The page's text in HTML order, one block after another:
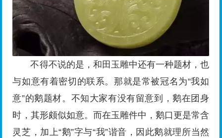
不得不说的是，和田玉雕中还有一种题材，也
与如意有着密切的联系。那就是常被冠名为“我如
意”的鹅题材。不知大家有没有留意到，鹅在团身
时，其形颇似如意。而在玉雕件中，鹅口更是常含
灵芝，加上“鹅”字与“我”谐音，因此鹅就理所当然